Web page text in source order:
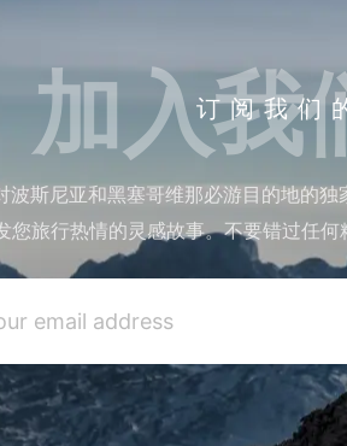
订阅我们
加入我
波斯尼亚和黑塞哥维那必游目的地的
您旅行热情的灵感故事。不要错过任